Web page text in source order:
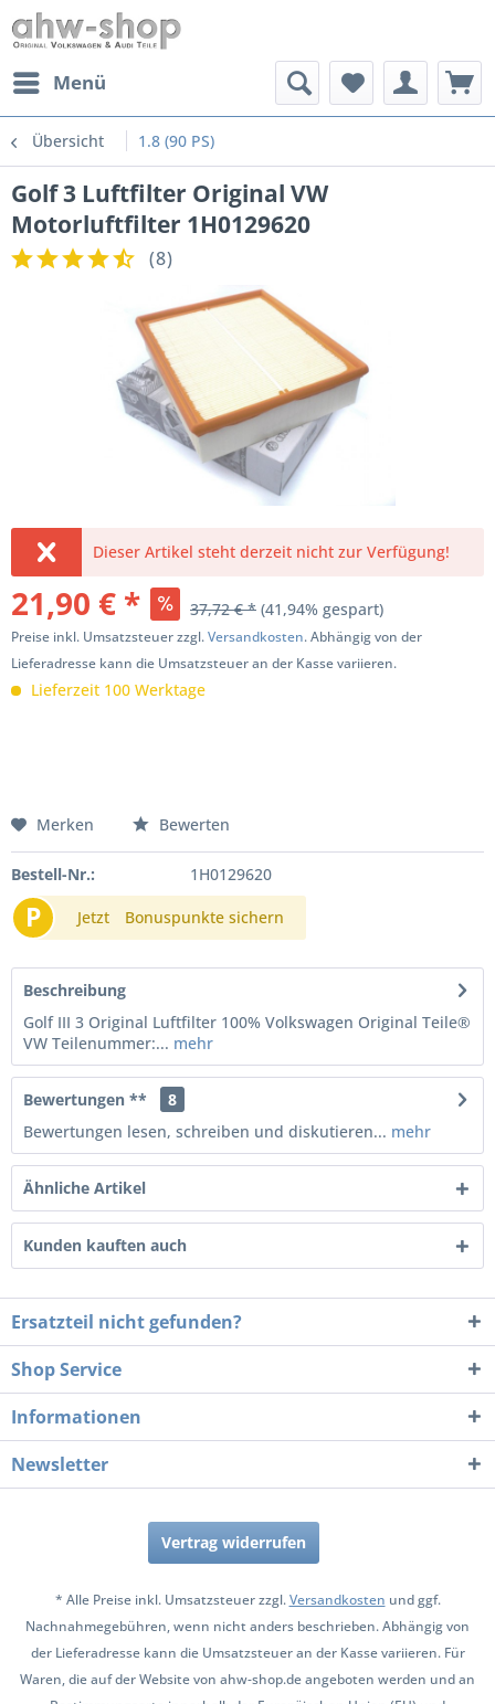
Menü
Übersicht 1.8 (90 PS)
Golf 3 Luftfilter Original VW
Motorluftfilter 1H0129620
(8)
Dieser Artikel steht derzeit nicht zur Verfügung!
21,90 € * 37,72 € * (41,94% gespart)
Preise inkl. Umsatzsteuer zzgl.Versandkosten. Abhängig von der
Lieferadresse kann die Umsatzsteuer an der Kasse variieren.
Lieferzeit 100 Werktage
Merken Bewerten
Bestell-Nr.: 1H0129620
P Jetzt Bonuspunkte sichern
Beschreibung
Golf III 3 Original Luftfilter 100% Volkswagen Original Teile®
VW Teilenummer:... mehr
Bewertungen **
8
Bewertungen lesen, schreiben und diskutieren... mehr
Ähnliche Artikel
Kunden kauften auch
Ersatzteil nicht gefunden?
Shop Service
Informationen
Newsletter
Vertrag widerrufen
* Alle Preise inkl. Umsatzsteuer zzgl.Versandkosten und ggf.
Nachnahmegebühren, wenn nicht anders beschrieben. Abhängig von
der Lieferadresse kann die Umsatzsteuer an der Kasse variieren. Für
Waren, die auf der Website von ahw-shop.de angeboten werden und an